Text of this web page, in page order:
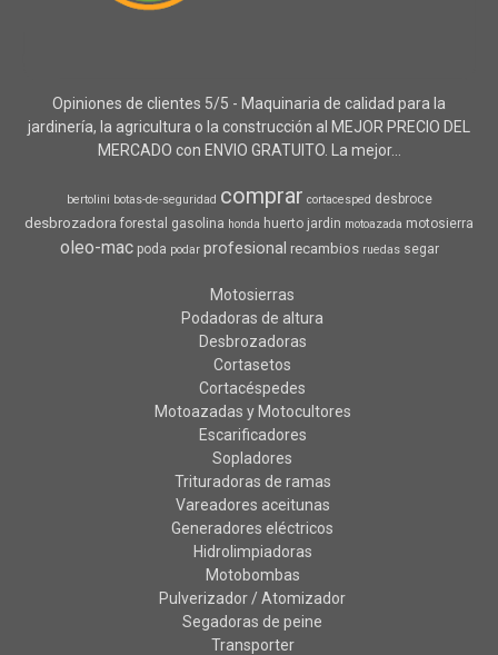
Opiniones de clientes 5/5 - Maquinaria de calidad para la
jardinería, la agricultura o la construcción al MEJOR PRECIO DEL
MERCADO con ENVIO GRATUITO. La mejor...
bertolini botas-de-seguridad comprar cortacesped desbroce
desbrozadora forestal gasolina honda huerto jardin motoazada motosierra
oleo-mac poda podar profesional recambios ruedas segar
Motosierras
Podadoras de altura
Desbrozadoras
Cortasetos
Cortacéspedes
Motoazadas y Motocultores
Escarificadores
Sopladores
Trituradoras de ramas
Vareadores aceitunas
Generadores eléctricos
Hidrolimpiadoras
Motobombas
Pulverizador / Atomizador
Segadoras de peine
Transporter